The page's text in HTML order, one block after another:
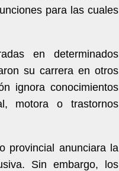
para las cuales
en determinados
su carrera en otros
ignora conocimientos
motora o trastornos
provincial anunciara la
Sin embargo, los